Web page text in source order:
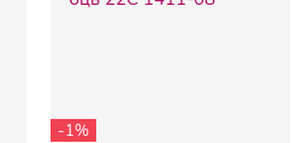
-1%